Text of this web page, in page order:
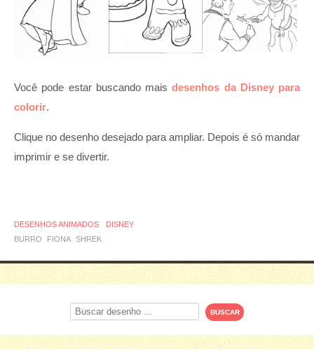
Você pode estar buscando maisdesenhos da Disney para
colorir.
Clique no desenho desejado para ampliar. Depois é só mandar
imprimir e se divertir.
DESENHOS ANIMADOS
DISNEY
BURRO
FIONA SHREK
Procurar